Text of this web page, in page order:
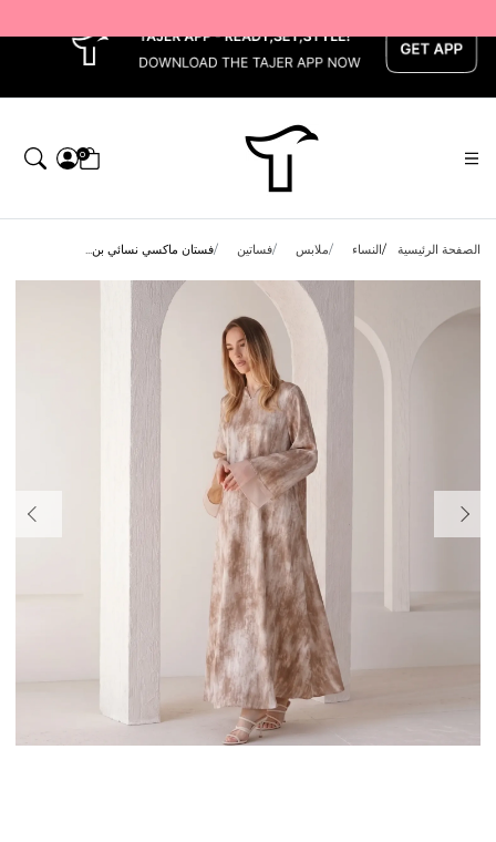
0
الصفحة الرئيسية النساء ملابس فساتين فستان ماكسي نسائي بن...